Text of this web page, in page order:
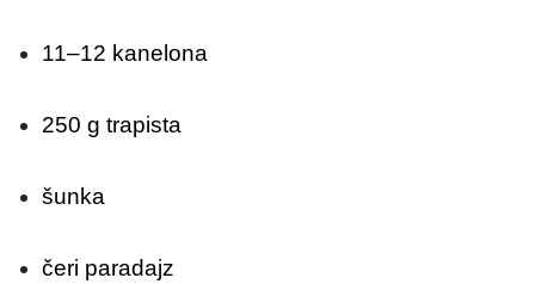
11–12 kanelona
250 g trapista
šunka
čeri paradajz